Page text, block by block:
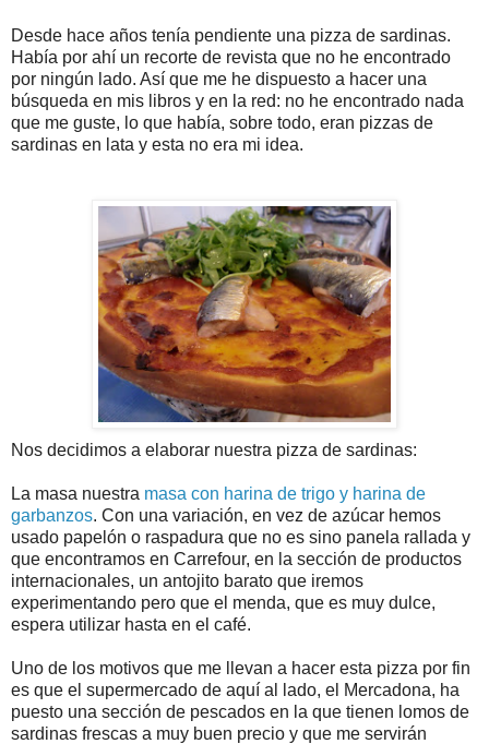
Desde hace años tenía pendiente una pizza de sardinas.
Había por ahí un recorte de revista que no he encontrado
por ningún lado. Así que me he dispuesto a hacer una
búsqueda en mis libros y en la red: no he encontrado nada
que me guste, lo que había, sobre todo, eran pizzas de
sardinas en lata y esta no era mi idea.
Nos decidimos a elaborar nuestra pizza de sardinas:
La masa nuestra masa con harina de trigo y harina de
garbanzos. Con una variación, en vez de azúcar hemos
usado papelón o raspadura que no es sino panela rallada y
que encontramos en Carrefour, en la sección de productos
internacionales, un antojito barato que iremos
experimentando pero que el menda, que es muy dulce,
espera utilizar hasta en el café.
Uno de los motivos que me llevan a hacer esta pizza por fin
es que el supermercado de aquí al lado, el Mercadona, ha
puesto una sección de pescados en la que tienen lomos de
sardinas frescas a muy buen precio y que me servirán